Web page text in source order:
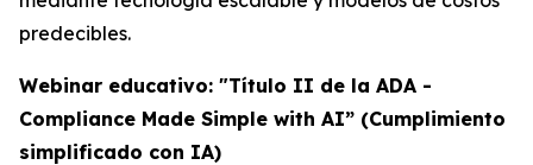
predecibles.
Webinar educativo: "Título II de la ADA -
Compliance Made Simple with AI” (Cumplimiento
simplificado con IA)